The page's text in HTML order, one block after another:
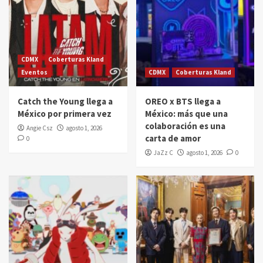
CDMX
Coberturas Kland
Eventos
Catch the Young llega a
México por primera vez
Angie Csz
agosto 1, 2026
0
CDMX Coberturas Kland
OREO x BTS llega a
México: más que una
colaboración es una
carta de amor
JaZz C agosto 1, 2026 0